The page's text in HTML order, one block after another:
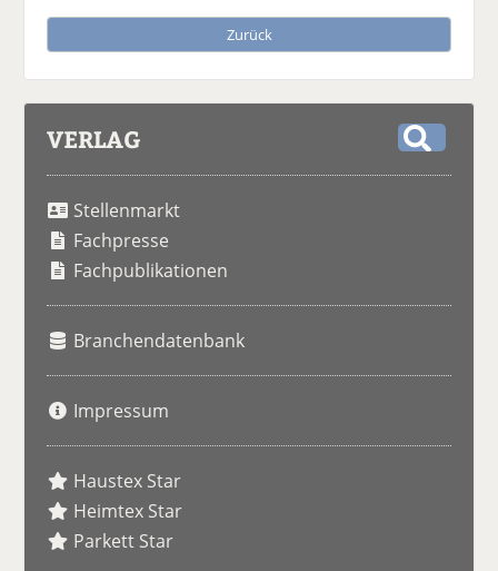
Zurück
VERLAG
Stellenmarkt
Fachpresse
Fachpublikationen
Branchendatenbank
Impressum
Haustex Star
Heimtex Star
Parkett Star